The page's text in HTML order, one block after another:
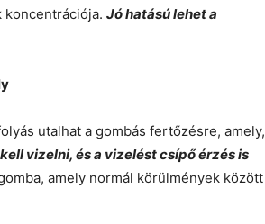
koncentrációja. Jó hatású lehet a
utalhat a gombás fertőzésre, amely,
vizelni, és a vizelést csípő érzés is
amely normál körülmények között